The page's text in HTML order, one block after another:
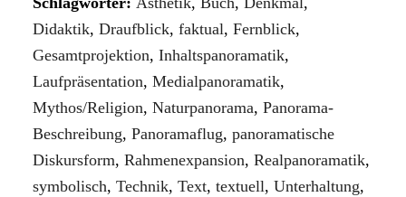
Didaktik, Draufblick, faktual, Fernblick,
Gesamtprojektion, Inhaltspanoramatik,
Laufpräsentation, Medialpanoramatik,
Mythos/Religion, Naturpanorama, Panorama-
Beschreibung, Panoramaflug, panoramatische
Diskursform, Rahmenexpansion, Realpanoramatik,
symbolisch, Technik, Text, textuell, Unterhaltung,